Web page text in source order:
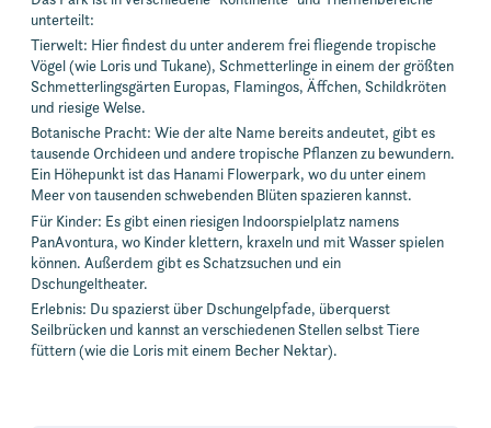
unterteilt:
Tierwelt: Hier findest du unter anderem frei fliegende tropische
Vögel (wie Loris und Tukane), Schmetterlinge in einem der größten
Schmetterlingsgärten Europas, Flamingos, Äffchen, Schildkröten
und riesige Welse.
Botanische Pracht: Wie der alte Name bereits andeutet, gibt es
tausende Orchideen und andere tropische Pflanzen zu bewundern.
Ein Höhepunkt ist das Hanami Flowerpark, wo du unter einem
Meer von tausenden schwebenden Blüten spazieren kannst.
Für Kinder: Es gibt einen riesigen Indoorspielplatz namens
PanAvontura, wo Kinder klettern, kraxeln und mit Wasser spielen
können. Außerdem gibt es Schatzsuchen und ein
Dschungeltheater.
Erlebnis: Du spazierst über Dschungelpfade, überquerst
Seilbrücken und kannst an verschiedenen Stellen selbst Tiere
füttern (wie die Loris mit einem Becher Nektar).